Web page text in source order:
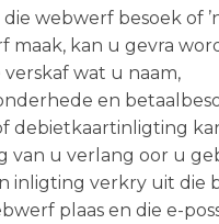
webwerf besoek of
maak, kan u gevra
wat u naam,
en
debietkaartinligting
van u verlang oor u
inligting verkry uit die
plaas en die e-